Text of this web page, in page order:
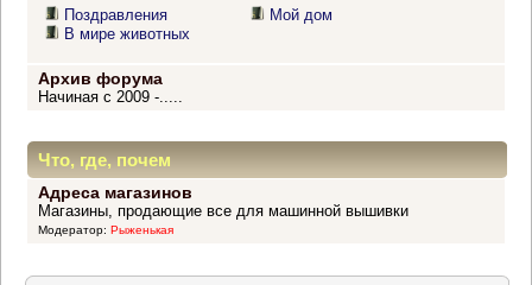
Поздравления
В мире животных
Мой дом
Архив форума
Начиная с 2009 -.....
Что, где, почем
Адреса магазинов
Магазины, продающие все для машинной вышивки
Модератор: Рыженькая